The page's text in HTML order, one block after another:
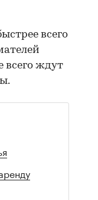
всего
всего ждут